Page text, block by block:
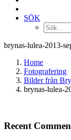
SÖK
brynas-lulea-2013-
Home
Fotografering
Bilder från
brynas-lulea-
Recent